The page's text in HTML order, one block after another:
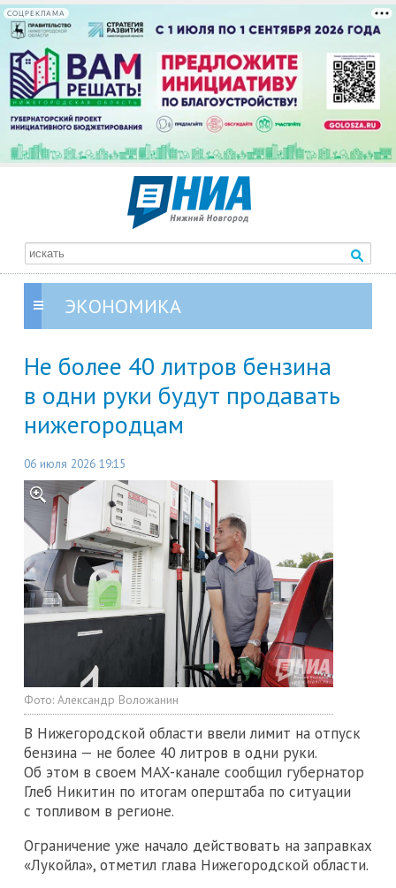
СОЦРЕКЛАМА
ЭКОНОМИКА
Не более 40 литров бензина
в одни руки будут продавать
нижегородцам
06 июля 2026 19:15
Фото: Александр Воложанин
В Нижегородской области ввели лимит на отпуск
бензина — не более 40 литров в одни руки.
Об этом в своем MAX-канале сообщил губернатор
Глеб Никитин по итогам оперштаба по ситуации
с топливом в регионе.
Ограничение уже начало действовать на заправках
«Лукойла», отметил глава Нижегородской области.